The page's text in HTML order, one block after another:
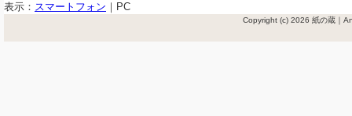
表示： スマートフォン ｜ PC
Copyright (c) 2026 紙の蔵｜